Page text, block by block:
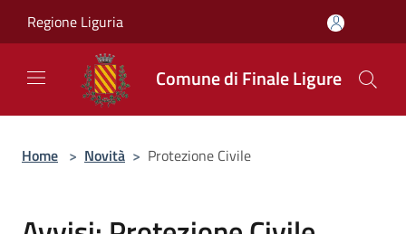
Regione Liguria
Comune di Finale Ligure
Home > Novità > Protezione Civile